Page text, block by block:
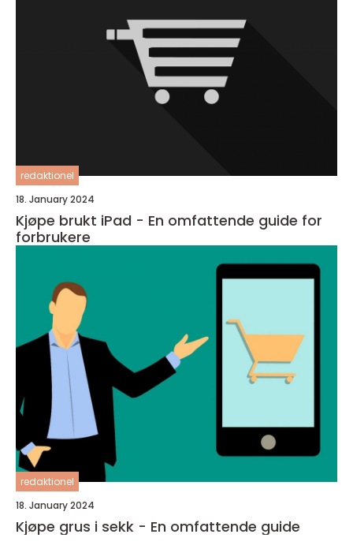
redaktionel
18. January 2024
Kjøpe brukt iPad - En omfattende guide for
forbrukere
redaktionel
18. January 2024
Kjøpe grus i sekk - En omfattende guide